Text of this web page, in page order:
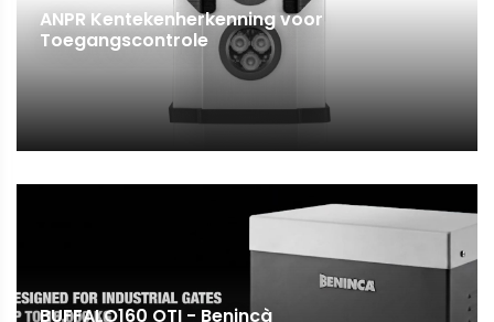
ANPR Kentekenherkenning voor
Toegangscontrole
BUFFALO160 OTI - Benincà